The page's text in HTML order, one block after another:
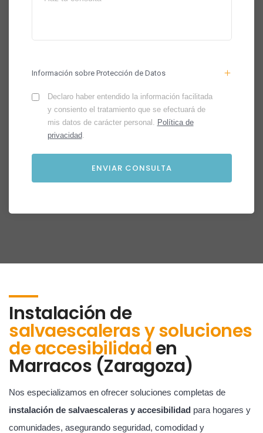
Información sobre Protección de Datos
Declaro haber entendido la información facilitada
y consiento el tratamiento que se efectuará de
mis datos de carácter personal. Política de
privacidad.
Instalación de
salvaescaleras y soluciones
de accesibilidaden
Marracos (Zaragoza)
Nos especializamos en ofrecer soluciones completas de
instalación de salvaescaleras y accesibilidad para hogares y
comunidades, asegurando seguridad, comodidad y